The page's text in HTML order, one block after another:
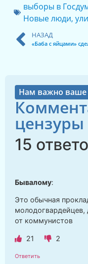
выборы в
Новые люди,
НАЗАД
Нам важно
цензуры
15
Бывалому:
Это обычная
молодогвардейцев,
от коммунистов
21 2
Ответить